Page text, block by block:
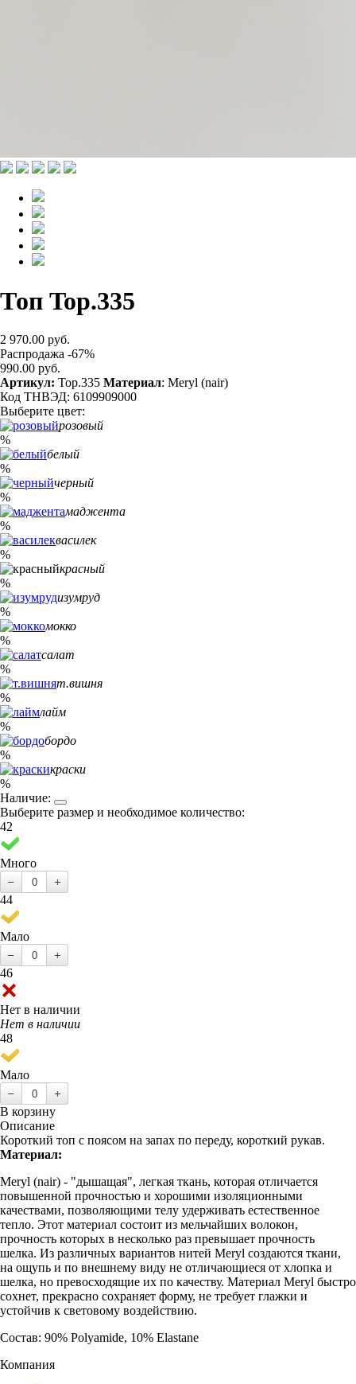
Топ Top.335
2 970.00 руб.
Распродажа -67%
990.00 руб.
Артикул: Top.335 Материал: Meryl (nair)
Код ТНВЭД: 6109909000
Выберите цвет:
розовый
%
белый
%
черный
%
маджента
%
василек
%
красный
%
изумруд
%
мокко
%
салат
%
т.вишня
%
лайм
%
бордо
%
краски
%
Наличие:
Выберите размер и необходимое количество:
42
Много
44
Мало
46
Нет в наличии
Нет в наличии
48
Мало
В корзину
Описание
Короткий топ с поясом на запах по переду, короткий рукав.
Материал:
Meryl (nair) - "дышащая", легкая ткань, которая отличается
повышенной прочностью и хорошими изоляционными
качествами, позволяющими телу удерживать естественное
тепло. Этот материал состоит из мельчайших волокон,
прочность которых в несколько раз превышает прочность
шелка. Из различных вариантов нитей Meryl создаются ткани,
на ощупь и по внешнему виду не отличающиеся от хлопка и
шелка, но превосходящие их по качеству. Материал Meryl быстро
сохнет, прекрасно сохраняет форму, не требует глажки и
устойчив к световому воздействию.
Состав: 90% Polyamide, 10% Elastane
Компания